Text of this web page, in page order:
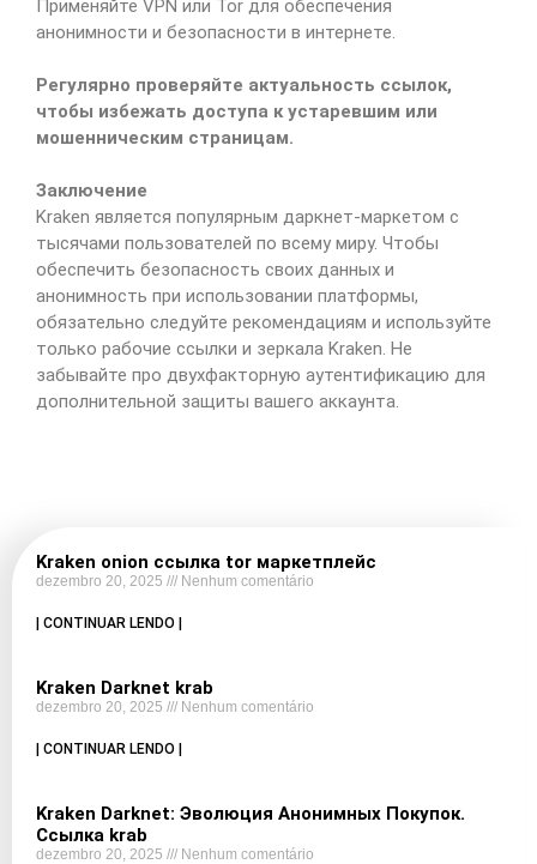
Применяйте VPN или Tor для обеспечения
анонимности и безопасности в интернете.
Регулярно проверяйте актуальность ссылок,
чтобы избежать доступа к устаревшим или
мошенническим страницам.
Заключение
Kraken является популярным даркнет-маркетом с
тысячами пользователей по всему миру. Чтобы
обеспечить безопасность своих данных и
анонимность при использовании платформы,
обязательно следуйте рекомендациям и используйте
только рабочие ссылки и зеркала Kraken. Не
забывайте про двухфакторную аутентификацию для
дополнительной защиты вашего аккаунта.
Kraken onion ссылка tor маркетплейс
dezembro 20, 2025 Nenhum comentário
| CONTINUAR LENDO |
Kraken Darknet krab
dezembro 20, 2025 Nenhum comentário
| CONTINUAR LENDO |
Kraken Darknet: Эволюция Анонимных Покупок.
Ссылка krab
dezembro 20, 2025 Nenhum comentário